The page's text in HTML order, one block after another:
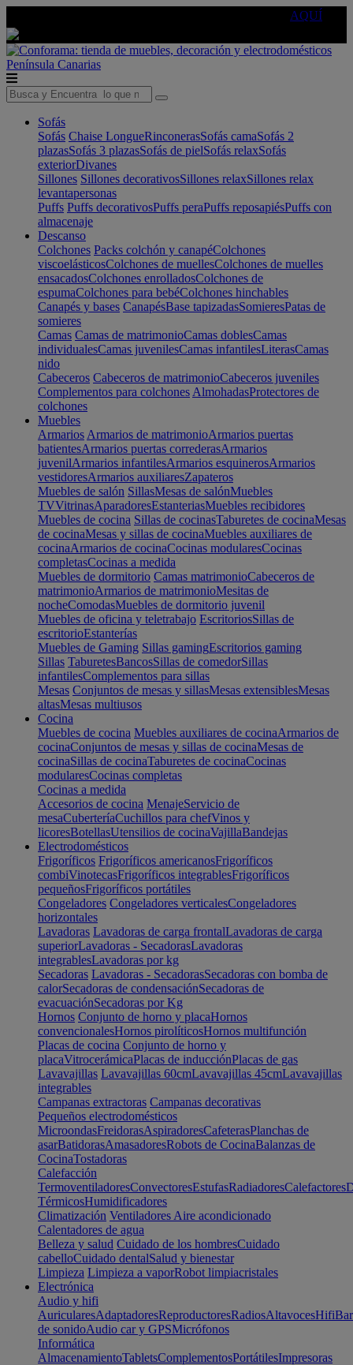
AQUÍ
Península Canarias
Sofás
Sofás Chaise LongueRinconerasSofás camaSofás 2
plazasSofás 3 plazasSofás de pielSofás relaxSofás
exteriorDivanes
Sillones Sillones decorativosSillones relaxSillones relax
levantapersonas
Puffs Puffs decorativosPuffs peraPuffs reposapiésPuffs con
almacenaje
Descanso
Colchones Packs colchón y canapéColchones
viscoelásticosColchones de muellesColchones de muelles
ensacadosColchones enrolladosColchones de
espumaColchones para bebéColchones hinchables
Canapés y bases CanapésBase tapizadasSomieresPatas de
somieres
Camas Camas de matrimonioCamas doblesCamas
individualesCamas juvenilesCamas infantilesLiterasCamas
nido
Cabeceros Cabeceros de matrimonioCabeceros juveniles
Complementos para colchones AlmohadasProtectores de
colchones
Muebles
Armarios Armarios de matrimonioArmarios puertas
batientesArmarios puertas correderasArmarios
juvenilArmarios infantilesArmarios esquinerosArmarios
vestidoresArmarios auxiliaresZapateros
Muebles de salón SillasMesas de salónMuebles
TVVitrinasAparadoresEstanteriasMuebles recibidores
Muebles de cocina Sillas de cocinasTaburetes de cocinaMesas
de cocinaMesas y sillas de cocinaMuebles auxiliares de
cocinaArmarios de cocinaCocinas modularesCocinas
completasCocinas a medida
Muebles de dormitorio Camas matrimonioCabeceros de
matrimonioArmarios de matrimonioMesitas de
nocheComodasMuebles de dormitorio juvenil
Muebles de oficina y teletrabajo EscritoriosSillas de
escritorioEstanterías
Muebles de Gaming Sillas gamingEscritorios gaming
Sillas TaburetesBancosSillas de comedorSillas
infantilesComplementos para sillas
Mesas Conjuntos de mesas y sillasMesas extensiblesMesas
altasMesas multiusos
Cocina
Muebles de cocina Muebles auxiliares de cocinaArmarios de
cocinaConjuntos de mesas y sillas de cocinaMesas de
cocinaSillas de cocinaTaburetes de cocinaCocinas
modularesCocinas completas
Cocinas a medida
Accesorios de cocina MenajeServicio de
mesaCuberteríaCuchillos para chefVinos y
licoresBotellasUtensilios de cocinaVajillaBandejas
Electrodomésticos
Frigoríficos Frigoríficos americanosFrigoríficos
combiVinotecasFrigoríficos integrablesFrigoríficos
pequeñosFrigoríficos portátiles
Congeladores Congeladores verticalesCongeladores
horizontales
Lavadoras Lavadoras de carga frontalLavadoras de carga
superiorLavadoras - SecadorasLavadoras
integrablesLavadoras por kg
Secadoras Lavadoras - SecadorasSecadoras con bomba de
calorSecadoras de condensaciónSecadoras de
evacuaciónSecadoras por Kg
Hornos Conjunto de horno y placaHornos
convencionalesHornos pirolíticosHornos multifunción
Placas de cocina Conjunto de horno y
placaVitrocerámicaPlacas de inducciónPlacas de gas
Lavavajillas Lavavajillas 60cmLavavajillas 45cmLavavajillas
integrables
Campanas extractoras Campanas decorativas
Pequeños electrodomésticos
MicroondasFreidorasAspiradoresCafeterasPlanchas de
asarBatidorasAmasadoresRobots de CocinaBalanzas de
CocinaTostadoras
Calefacción
TermoventiladoresConvectoresEstufasRadiadoresCalefactores
TérmicosHumidificadores
Climatización Ventiladores Aire acondicionado
Calentadores de agua
Belleza y salud Cuidado de los hombresCuidado
cabelloCuidado dentalSalud y bienestar
Limpieza Limpieza a vaporRobot limpiacristales
Electrónica
Audio y hifi
AuricularesAdaptadoresReproductoresRadiosAltavocesHifi
de sonidoAudio car y GPSMicrófonos
Informática
AlmacenamientoTabletsComplementosPortátilesImpresoras